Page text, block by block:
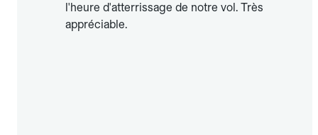
l'heure d'atterrissage de notre vol. Très
appréciable.